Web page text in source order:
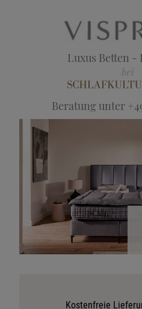
Luxus Betten -
Beratung unter +49
Kostenfreie